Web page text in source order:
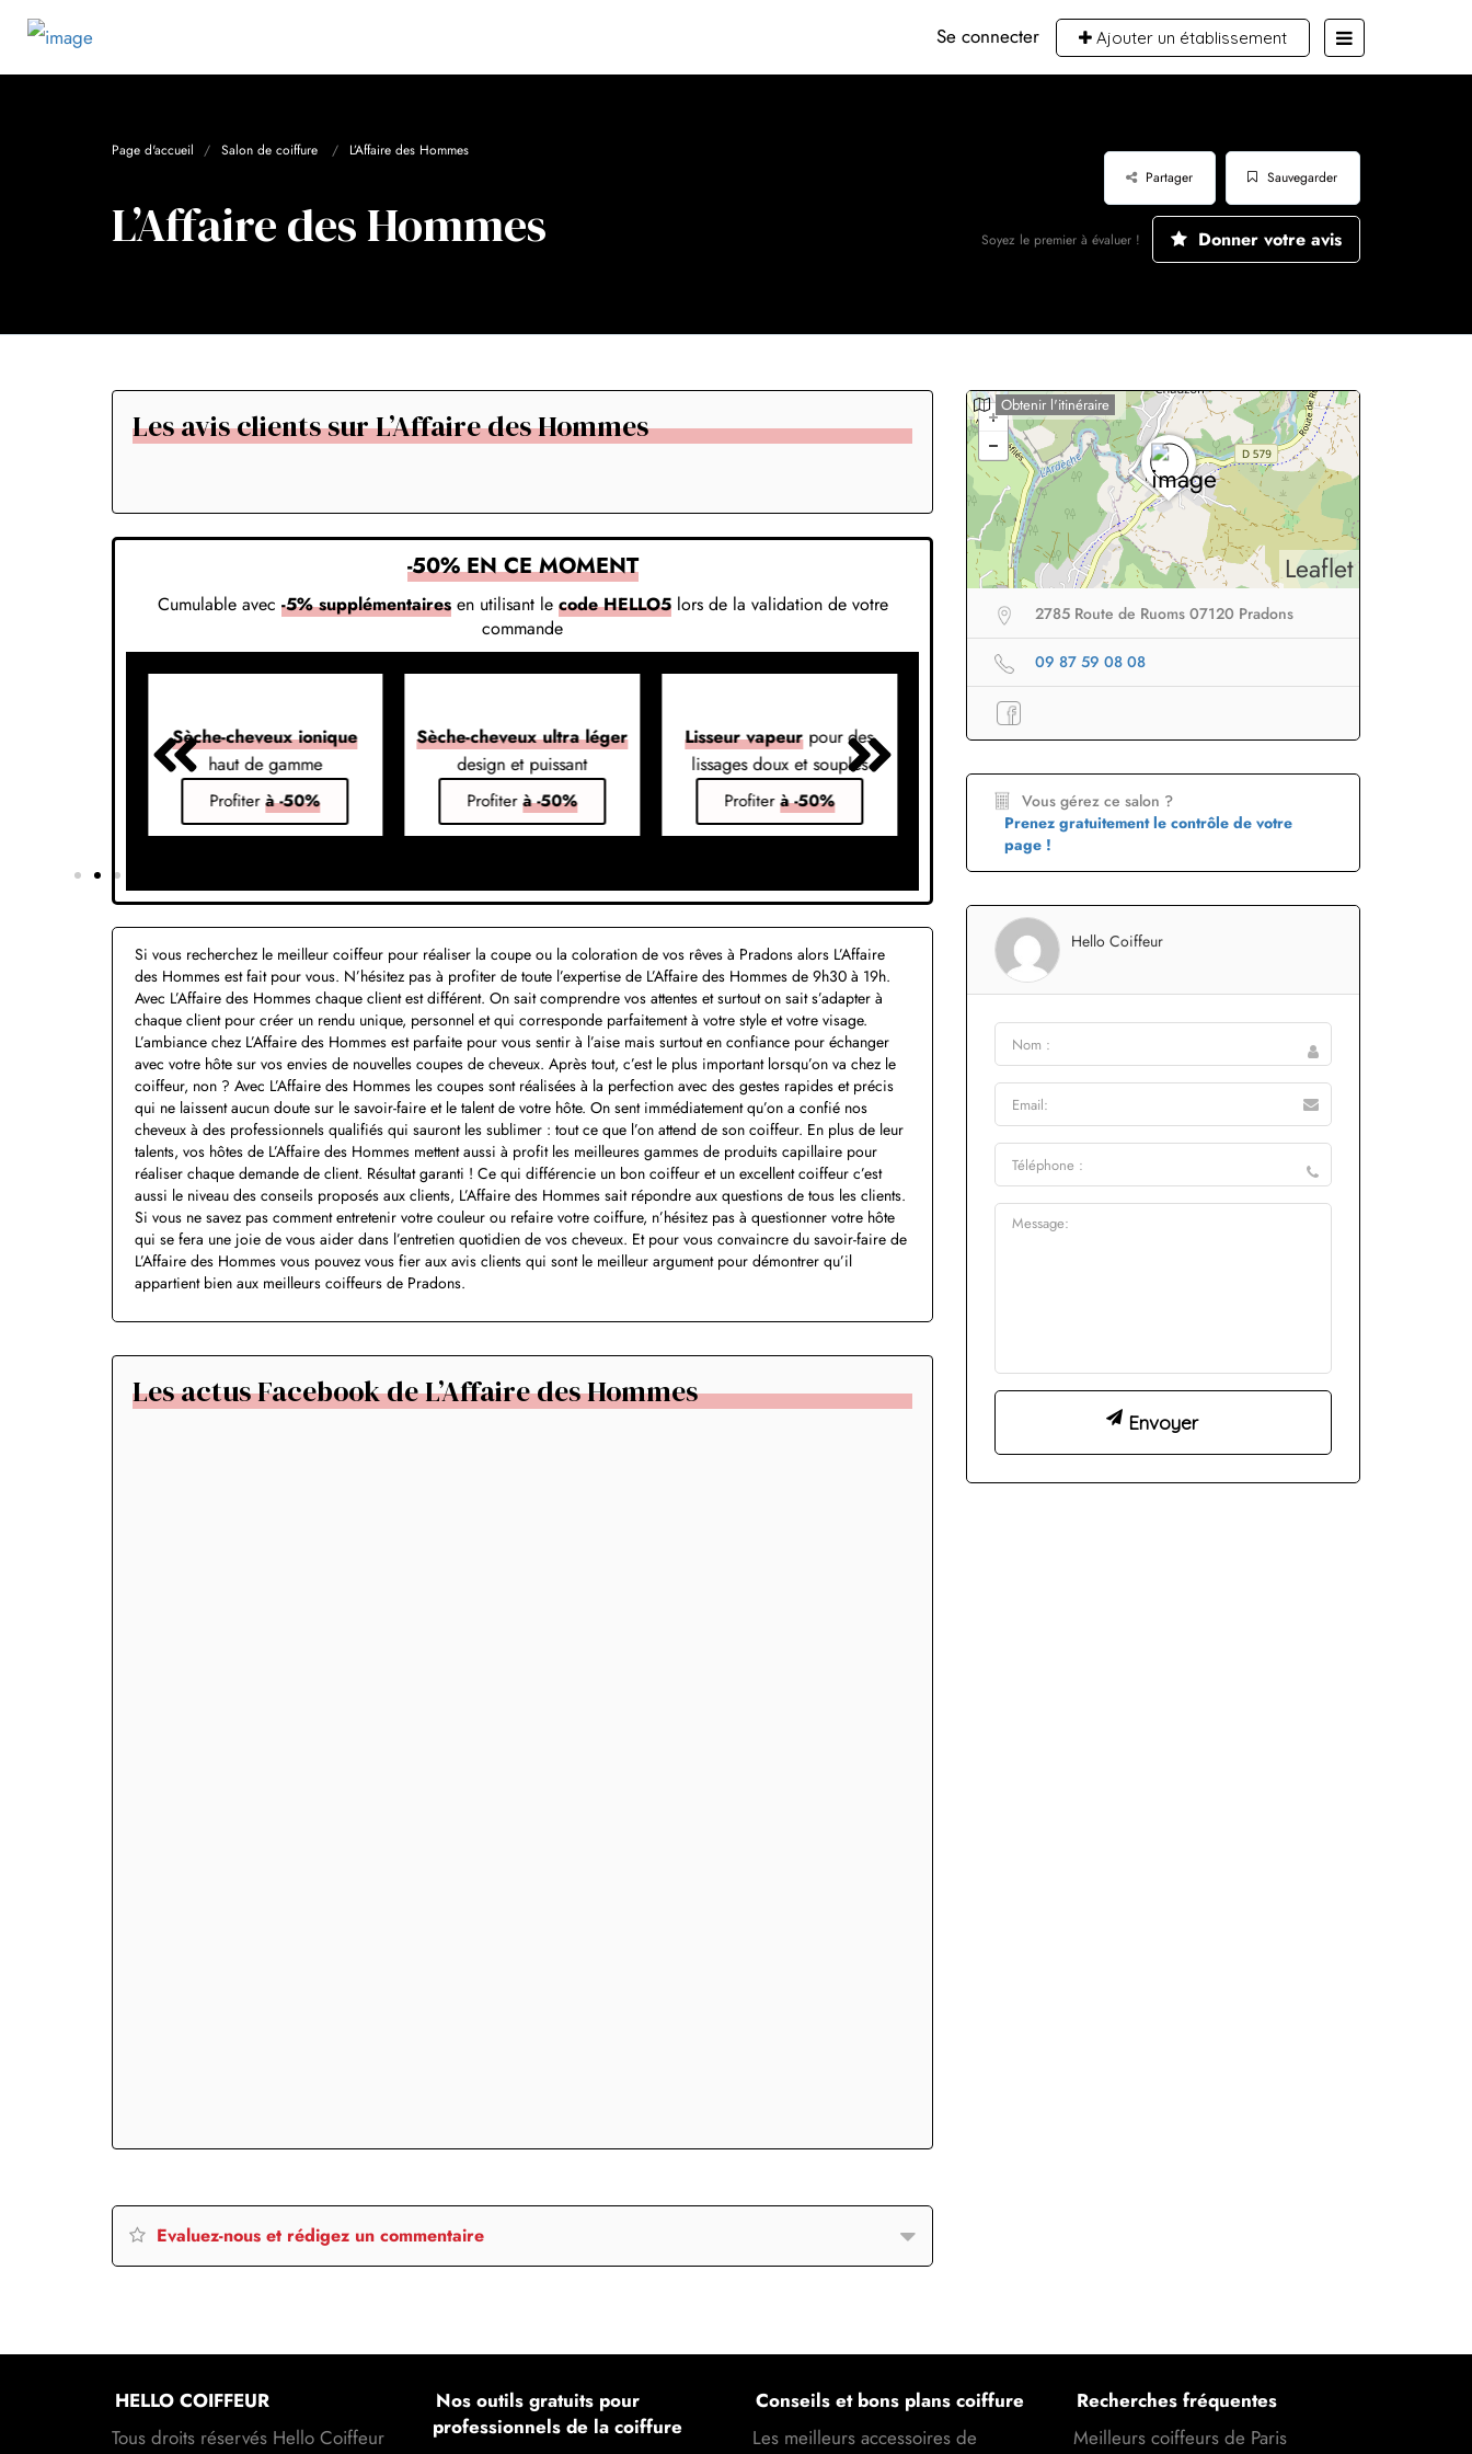
Se connecter Ajouter un établissement
Page d'accueil Salon de coiffure L’Affaire des Hommes
L’Affaire des Hommes
Sauvegarder
Partager
Soyez le premier à évaluer ! Donner votre avis
Les avis clients sur L’Affaire des Hommes
-50% EN CE MOMENT
Cumulable avec -5% supplémentairesen utilisant le code HELLO5lors de la validation de votre
commande
Sèche-cheveux ionique
haut de gamme
Profiterà -50%
Sèche-cheveux ultra léger
design et puissant
Profiterà -50%
Lisseur vapeurpour des
lissages doux et souples
Profiterà -50%
Lisseur sans filfacile à
Profiterà -50%
Brosse lissantepour des
Si vous recherchez le meilleur coiffeur pour réaliser la coupe ou la coloration de vos rêves à Pradons alors L’Affaire
des Hommes est fait pour vous. N’hésitez pas à profiter de toute l’expertise de L’Affaire des Hommes de 9h30 à 19h.
Avec L’Affaire des Hommes chaque client est différent. On sait comprendre vos attentes et surtout on sait s’adapter à
chaque client pour créer un rendu unique, personnel et qui corresponde parfaitement à votre style et votre visage.
L’ambiance chez L’Affaire des Hommes est parfaite pour vous sentir à l’aise mais surtout en confiance pour échanger
avec votre hôte sur vos envies de nouvelles coupes de cheveux. Après tout, c’est le plus important lorsqu’on va chez le
coiffeur, non ? Avec L’Affaire des Hommes les coupes sont réalisées à la perfection avec des gestes rapides et précis
qui ne laissent aucun doute sur le savoir-faire et le talent de votre hôte. On sent immédiatement qu’on a confié nos
cheveux à des professionnels qualifiés qui sauront les sublimer : tout ce que l’on attend de son coiffeur. En plus de leur
talents, vos hôtes de L’Affaire des Hommes mettent aussi à profit les meilleures gammes de produits capillaire pour
réaliser chaque demande de client. Résultat garanti ! Ce qui différencie un bon coiffeur et un excellent coiffeur c’est
aussi le niveau des conseils proposés aux clients, L’Affaire des Hommes sait répondre aux questions de tous les clients.
Si vous ne savez pas comment entretenir votre couleur ou refaire votre coiffure, n’hésitez pas à questionner votre hôte
qui se fera une joie de vous aider dans l’entretien quotidien de vos cheveux. Et pour vous convaincre du savoir-faire de
L’Affaire des Hommes vous pouvez vous fier aux avis clients qui sont le meilleur argument pour démontrer qu’il
appartient bien aux meilleurs coiffeurs de Pradons.
Les actus Facebook de L’Affaire des Hommes
Evaluez-nous et rédigez un commentaire
Leaflet
Obtenir l'itinéraire
2785 Route de Ruoms 07120 Pradons
09 87 59 08 08
Vous gérez ce salon ?
Prenez gratuitement le contrôle de votre
page !
Hello Coiffeur
HELLO COIFFEUR
Tous droits réservés Hello Coiffeur
Nos outils gratuits pour
professionnels de la coiffure
Conseils et bons plans coiffure
Les meilleurs accessoires de
Recherches fréquentes
Meilleurs coiffeurs de Paris